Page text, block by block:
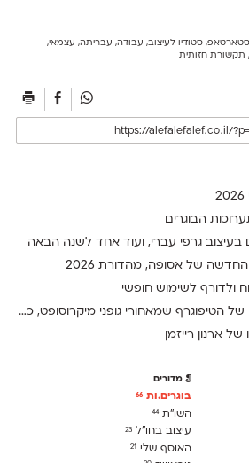
סטארטאפ, סטודיו לעיצוב, עבודה, עבריתה, עצמאי,
תקשורת חזותית
הבוגרים
של אסופה, מהדורת 2026
ולדורף לשימוש חופשי
שמאחורי גופני מיקרוסופט, כפי שנחשף בארכיון של נינתו
ארנון רייזמן
מדורים
בוגרים.ות66
השו״ת44
עיצוב בחו"ל23
האוסף שלי21